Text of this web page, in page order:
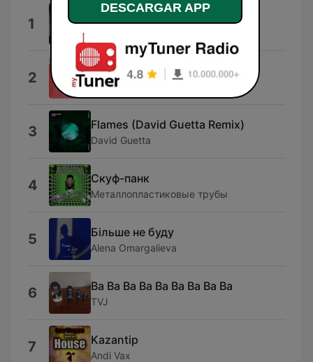
1 Amplify
2 Liar
Franc Fala
3 Flames (David Guetta Remix)
David Guetta
4 Скуф-панк
Металлопластиковые трубы
5 Більше не буду
Alena Omargalieva
6 Ba Ba Ba Ba Ba Ba Ba Ba Ba
TVJ
7 Kazantip
Andi Vax
DESCARGAR APP